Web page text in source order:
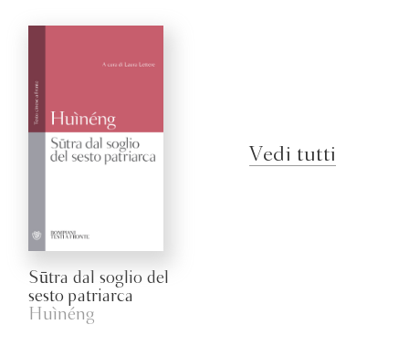
Sūtra dal soglio del
sesto patriarca
Huìnéng
Vedi tutti